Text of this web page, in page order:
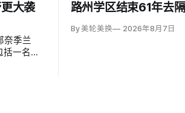
大袭
奈季兰
一名二
路州学区结束61年去
By 美轮美换 2026年8月7日